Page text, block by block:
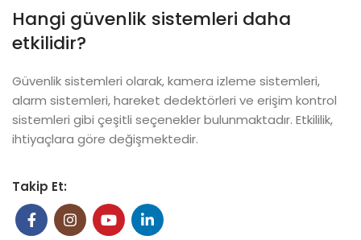
Hangi güvenlik sistemleri daha
etkilidir?
Güvenlik sistemleri olarak, kamera izleme sistemleri,
alarm sistemleri, hareket dedektörleri ve erişim kontrol
sistemleri gibi çeşitli seçenekler bulunmaktadır. Etkililik,
ihtiyaçlara göre değişmektedir.
Takip Et: